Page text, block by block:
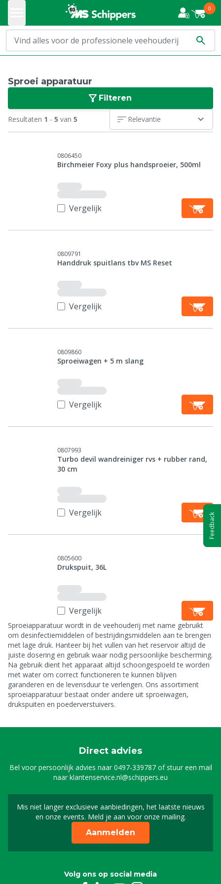
0
Sproei apparatuur
Filteren
Resultaten 1 - 5 van 5 Relevantie
0806450
Birchmeier Foxy plus handsproeier, 500ml
Vergelijk
0809791
Handdruk spuitlans tbv MS Reset
Vergelijk
0809860
Sproeiwagen + 5 m slang
Vergelijk
0807993
Turbo devil wandreiniger rvs + rubber rand,
30 cm
Vergelijk
0805600
Drukspuit, 36L
Vergelijk
Sproeiapparatuur wordt in de veehouderij met name gebruikt
om desinfectiemiddelen of bestrijdingsmiddelen aan te brengen
met lage druk. Hanteer bij het vullen van het reservoir altijd de
juiste dosering en gebruik waar nodig persoonlijke bescherming.
Na gebruik dient het apparaat altijd schoongespoeld te worden
met water om correct functioneren te kunnen blijven
garanderen en de levensduur te verlengen. Ons assortiment
sproeiapparatuur bestaat onder andere uit sproeiwagen,
drukspuiten en poederverstuivers.
Direct advies
Bel voor persoonlijk advies naar0497-339787of stuur een mail
naarklantenservice.nl@schippers.eu
Mis niet langer exclusieve aanbiedingen, het laatste nieuws
en onze events. Meld je aan voor onze mailing.
Schrijf je in voor onze
Aanmelden
Volg ons op social media
Feedback